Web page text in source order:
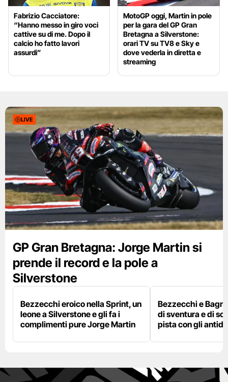
Fabrizio Cacciatore:
“Hanno messo in giro voci
cattive su di me. Dopo il
calcio ho fatto lavori
assurdi”
MotoGP oggi, Martin in pole
per la gara del GP Gran
Bretagna a Silverstone:
orari TV su TV8 e Sky e
dove vederla in diretta e
streaming
LIVE
GP Gran Bretagna: Jorge Martin si
prende il record e la pole a
Silverstone
Bezzecchi eroico nella Sprint, un
leone a Silverstone e gli fa i
complimenti pure Jorge Martin
Bezzecchi e
di sventura e di
pista con gli